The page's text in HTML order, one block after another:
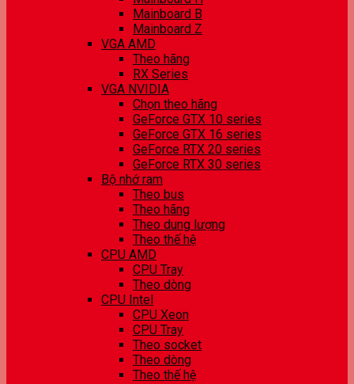
Mainboard B
Mainboard Z
VGA AMD
Theo hãng
RX Series
VGA NVIDIA
Chọn theo hãng
GeForce GTX 10 series
GeForce GTX 16 series
GeForce RTX 20 series
GeForce RTX 30 series
Bộ nhớ ram
Theo bus
Theo hãng
Theo dung lượng
Theo thế hệ
CPU AMD
CPU Tray
Theo dòng
CPU Intel
CPU Xeon
CPU Tray
Theo socket
Theo dòng
Theo thế hệ